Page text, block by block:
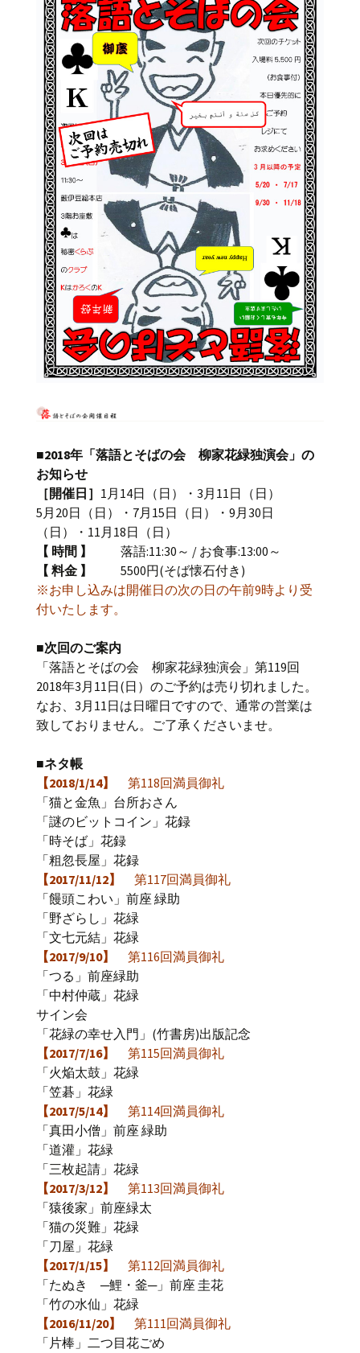
■2018年「落語とそばの会 柳家花緑独演会」の
お知らせ
［開催日］ 1月14日（日）・3月11日（日）
5月20日（日）・7月15日（日）・9月30日
（日）・11月18日（日）
【 時間 】
落語:11:30～ / お食事:13:00～
【 料金 】
5500円(そば懐石付き)
※お申し込みは開催日の次の日の午前9時より受
付いたします。
■次回のご案内
「落語とそばの会 柳家花緑独演会」第119回
2018年3月11日(日）のご予約は売り切れました。
なお、3月11日は日曜日ですので、通常の営業は
致しておりません。ご了承くださいませ。
■ネタ帳
【2018/1/14】
第118回満員御礼
「猫と金魚」台所おさん
「謎のビットコイン」花録
「時そば」花録
「粗忽長屋」花録
【2017/11/12】
第117回満員御礼
「饅頭こわい」前座 緑助
「野ざらし」花緑
「文七元結」花緑
【2017/9/10】
第116回満員御礼
「つる」前座緑助
「中村仲蔵」花緑
サイン会
「花緑の幸せ入門」(竹書房)出版記念
【2017/7/16】
第115回満員御礼
「火焔太鼓」花緑
「笠碁」花緑
【2017/5/14】
第114回満員御礼
「真田小僧」前座 緑助
「道灌」花緑
「三枚起請」花緑
【2017/3/12】
第113回満員御礼
「猿後家」前座緑太
「猫の災難」花緑
「刀屋」花緑
【2017/1/15】
第112回満員御礼
「たぬき ─鯉・釜─」前座 圭花
「竹の水仙」花緑
【2016/11/20】
第111回満員御礼
「片棒」二つ目花ごめ